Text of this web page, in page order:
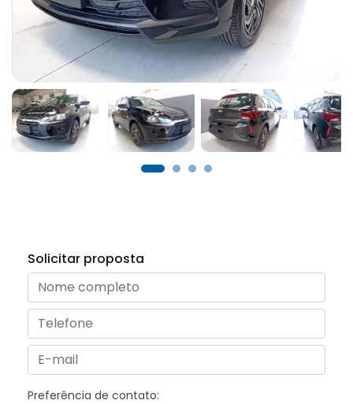
Solicitar proposta
Preferência de contato: